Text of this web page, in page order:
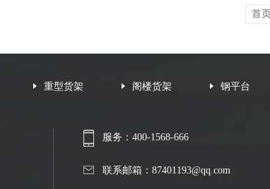
首页
重型货架 阁楼货架 钢平台
服务：400-1568-666
联系邮箱： 87401193@qq.com